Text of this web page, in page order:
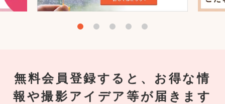
無料会員登録すると、お得な情
報や撮影アイデア等が届きます